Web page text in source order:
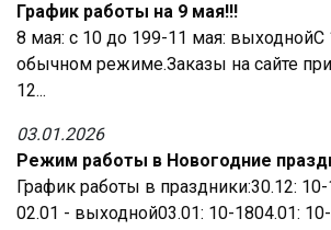
График работы на 9 мая!!!
8 мая: с 10 до 199-11 мая: выходнойС
обычном режиме.Заказы на сайте
12...
03.01.2026
Режим работы в Новогодние
График работы в праздники:30.12:
02.01 - выходной03.01: 10-1804.01: 10-